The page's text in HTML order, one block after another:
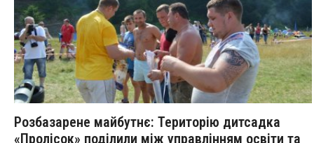
Розбазарене майбутнє: Територію дитсадка
«Пролісок» поділили між управлінням освіти та